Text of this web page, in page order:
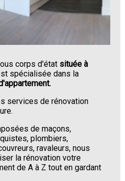
corps d'état située à
spécialisée dans la
services de rénovation
de maçons,
plombiers,
ravaleurs, nous
la rénovation votre
de A à Z tout en gardant